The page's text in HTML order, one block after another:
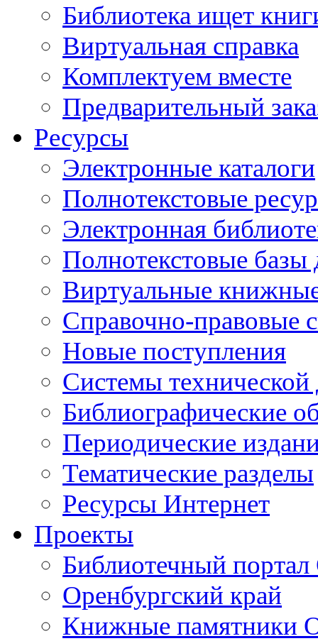
Библиотека ищет
Виртуальная справка
Комплектуем вместе
Предварительный
Ресурсы
Электронные каталоги
Полнотекстовые
Электронная
Полнотекстовые
Виртуальные
Справочно-правовые
Новые поступления
Cистемы
Библиографические
Периодические
Тематические разделы
Ресурсы Интернет
Проекты
Библиотечный портал
Оренбургский край
Книжные памятники